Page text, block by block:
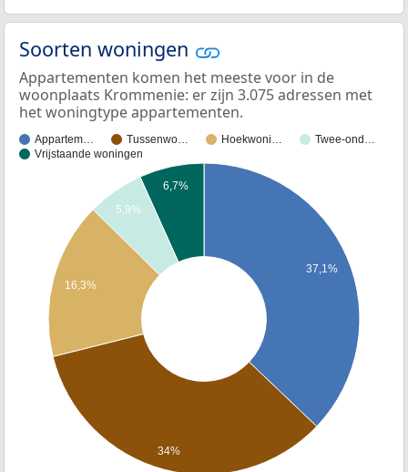
Soorten woningen
Appartementen komen het meeste voor in de
woonplaats Krommenie: er zijn 3.075 adressen met
het woningtype appartementen.
Appartem… Tussenwo… Hoekwoni…
Twee-ond…
Vrijstaande woningen
37,1%
6,7%
5,9%
16,3%
34%